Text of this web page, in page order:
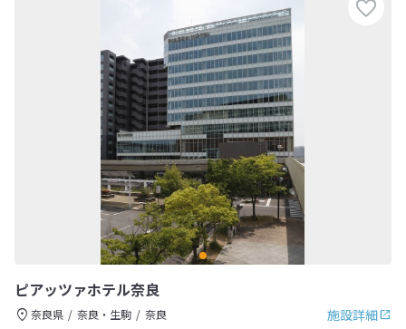
ピアッツァホテル奈良
施設詳細
奈良県 奈良・生駒
奈良